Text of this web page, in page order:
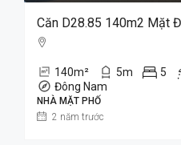
Căn D28.85 140m2 Mặt
140m² 5m 5
Đông Nam
NHÀ MẶT PHỐ
2 năm trước